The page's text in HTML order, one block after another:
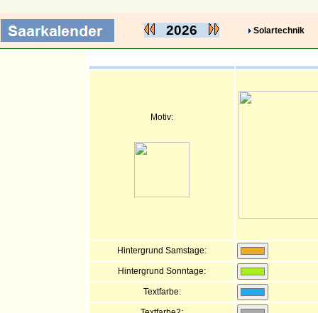
2026 Solartechnik
Motiv:
Hintergrund Samstage:
Hintergrund Sonntage:
Textfarbe: